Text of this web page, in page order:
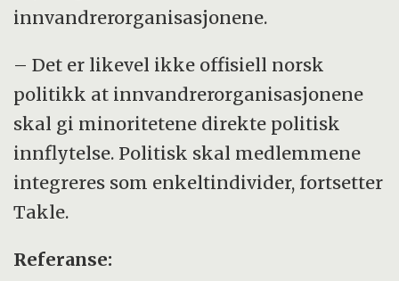
innvandrerorganisasjonene.
– Det er likevel ikke offisiell norsk
politikk at innvandrerorganisasjonene
skal gi minoritetene direkte politisk
innflytelse. Politisk skal medlemmene
integreres som enkeltindivider, fortsetter
Takle.
Referanse: